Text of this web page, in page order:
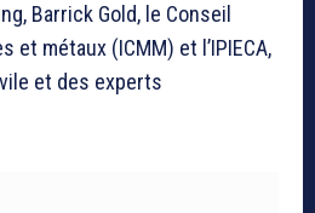
Barrick Gold, le Conseil
et métaux (ICMM) et l’IPIECA,
et des experts